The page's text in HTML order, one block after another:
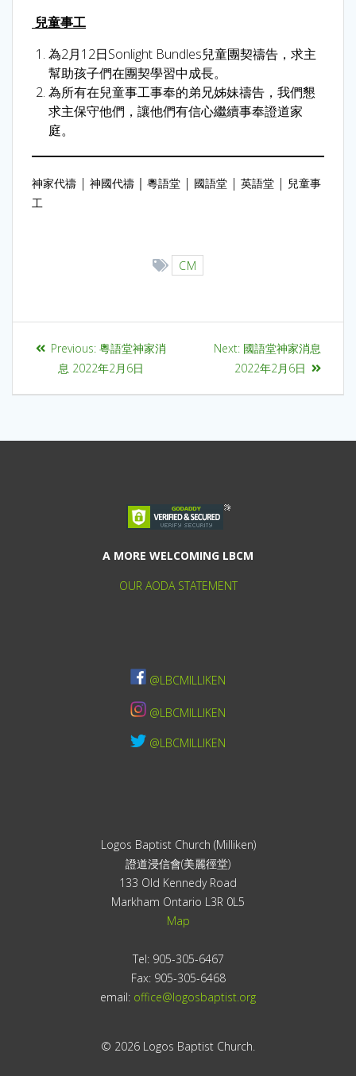
兒童事工
為2月12日Sonlight Bundles兒童團契禱告，求主
幫助孩子們在團契學習中成長。
為所有在兒童事工事奉的弟兄姊妹禱告，我們懇
求主保守他們，讓他們有信心繼續事奉證道家
庭。
神家代禱 | 神國代禱 ｜ 粵語堂 | 國語堂 | 英語堂 | 兒童事
工
CM
Previous: 粵語堂神家消
息 2022年2月6日
Next: 國語堂神家消息
2022年2月6日
Logos Baptist Church (Milliken)
證道浸信會(美麗徑堂)
133 Old Kennedy Road
Markham Ontario L3R 0L5
Map
Tel: 905-305-6467
Fax: 905-305-6468
email: office@logosbaptist.org
© 2026 Logos Baptist Church.
A MORE WELCOMING LBCM
OUR AODA STATEMENT
@LBCMILLIKEN
@LBCMILLIKEN
@LBCMILLIKEN